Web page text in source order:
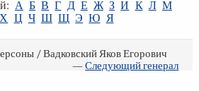
А Б В Г Д Е Ж З И К Л М
Х Ц Ч Ш Щ Э Ю Я
/ Вадковский Яков Егорович
—Следующий генерал